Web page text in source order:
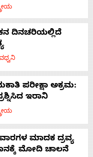
ದಿನಚರಿಯಲ್ಲಿದೆ
ಪರೀಕ್ಷಾ ಅಕ್ರಮ:
ಇರಾನಿ
ವಾರಗಳ ಮಾದಕ ದ್ರವ್ಯ
ಮೋದಿ ಚಾಲನೆ